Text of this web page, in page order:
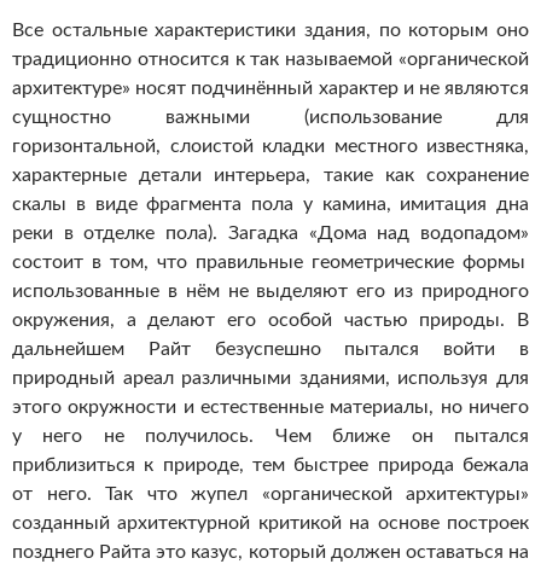
Все остальные характеристики здания, по которым оно
традиционно относится к так называемой «органической
архитектуре» носят подчинённый характер и не являются
сущностно важными (использование для
горизонтальной, слоистой кладки местного известняка,
характерные детали интерьера, такие как сохранение
скалы в виде фрагмента пола у камина, имитация дна
реки в отделке пола). Загадка «Дома над водопадом»
состоит в том, что правильные геометрические формы
использованные в нём не выделяют его из природного
окружения, а делают его особой частью природы. В
дальнейшем Райт безуспешно пытался войти в
природный ареал различными зданиями, используя для
этого окружности и естественные материалы, но ничего
у него не получилось. Чем ближе он пытался
приблизиться к природе, тем быстрее природа бежала
от него. Так что жупел «органической архитектуры»
созданный архитектурной критикой на основе построек
позднего Райта это казус, который должен оставаться на